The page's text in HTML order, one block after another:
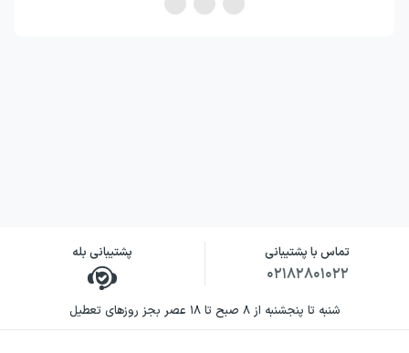
تماس با پشتیبانی
۰۲۱۸۲۸۰۱۰۲۲
پشتیبانی بله
شنبه تا پنجشنبه از ۸ صبح تا ۱۸ عصر بجز روزهای تعطیل